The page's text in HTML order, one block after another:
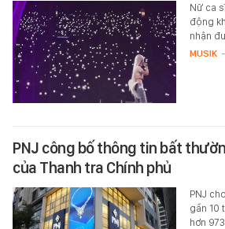
Nữ ca
động
nhận
MUSIK -
PNJ công bố thông tin bất
của Thanh tra Chính phủ
PNJ
gần 10
hơn